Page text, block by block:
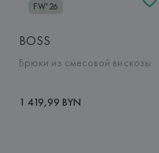
FW'26
BOSS
Брюки из смесовой вискозы
1 419,99 BYN